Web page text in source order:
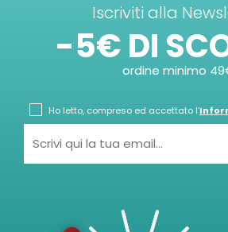
Iscriviti alla
-5€ DI
ordine minimo
Ho letto, compreso ed accettato l'